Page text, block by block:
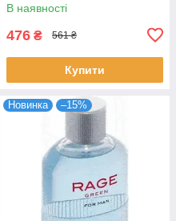
В наявності
476 ₴ 561 ₴
Купити
Новинка –15%